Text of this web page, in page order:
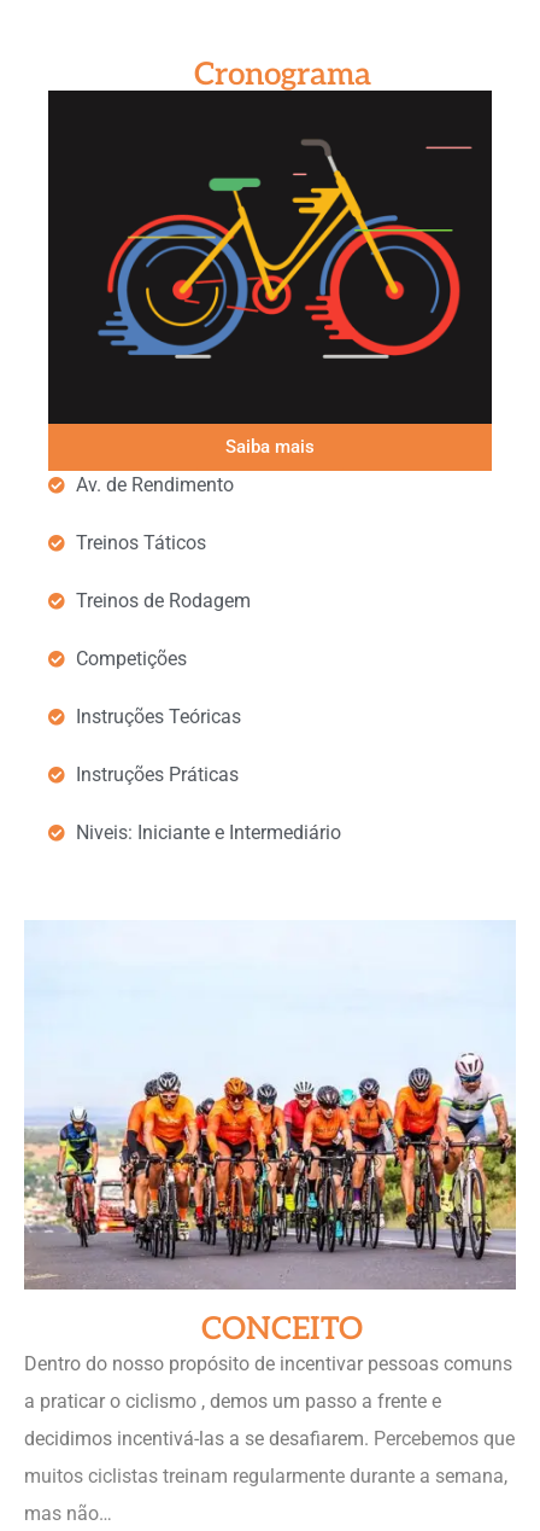
Cronograma
Saiba mais
Av. de Rendimento
Treinos Táticos
Treinos de Rodagem
Competições
Instruções Teóricas
Instruções Práticas
Niveis: Iniciante e Intermediário
CONCEITO
Dentro do nosso propósito de incentivar pessoas comuns
a praticar o ciclismo , demos um passo a frente e
decidimos incentivá-las a se desafiarem. Percebemos que
muitos ciclistas treinam regularmente durante a semana,
mas não…